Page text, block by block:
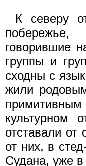
К северу
говорившие
группы и
сходны с
жили
культурном
отставали от
от них, в
Судана, уже в